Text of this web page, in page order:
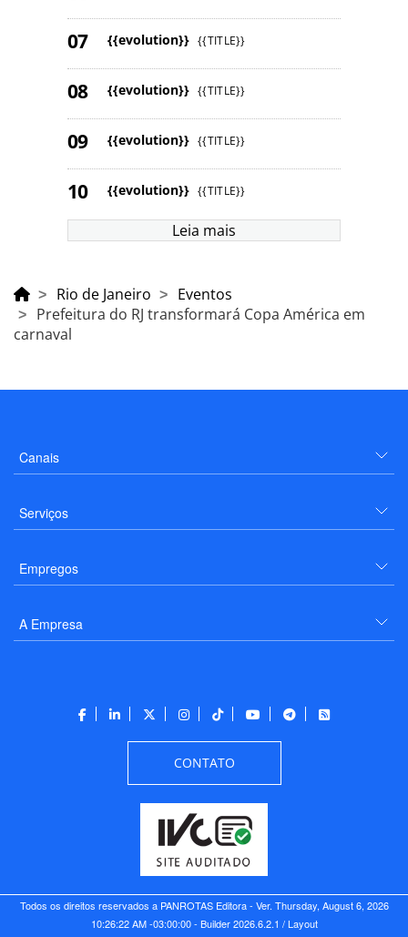
{{evolution}} {{TITLE}}
{{evolution}} {{TITLE}}
{{evolution}} {{TITLE}}
{{evolution}} {{TITLE}}
Leia mais
Rio de Janeiro
Eventos
Prefeitura do RJ transformará Copa América em
carnaval
Canais
Serviços
Empregos
A Empresa
CONTATO
Todos os direitos reservados a PANROTAS Editora - Ver. Thursday, August 6, 2026
10:26:22 AM -03:00:00 - Builder 2026.6.2.1 / Layout